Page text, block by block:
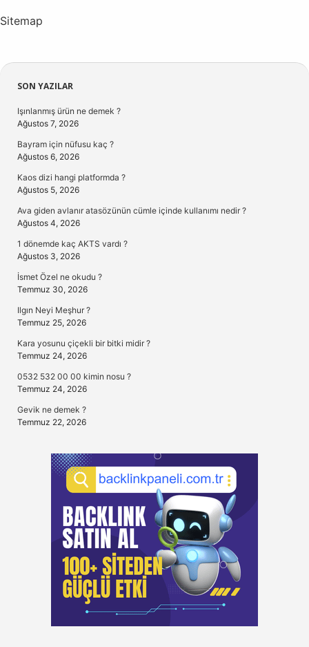
Sitemap
Sidebar
SON YAZILAR
Işınlanmış ürün ne demek ?
Ağustos 7, 2026
Bayram için nüfusu kaç ?
Ağustos 6, 2026
Kaos dizi hangi platformda ?
Ağustos 5, 2026
Ava giden avlanır atasözünün cümle içinde kullanımı nedir ?
Ağustos 4, 2026
1 dönemde kaç AKTS vardı ?
Ağustos 3, 2026
İsmet Özel ne okudu ?
Temmuz 30, 2026
Ilgın Neyi Meşhur ?
Temmuz 25, 2026
Kara yosunu çiçekli bir bitki midir ?
Temmuz 24, 2026
0532 532 00 00 kimin nosu ?
Temmuz 24, 2026
Gevik ne demek ?
Temmuz 22, 2026